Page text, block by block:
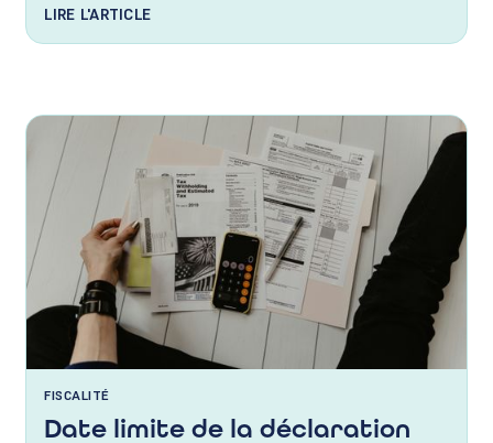
LIRE L'ARTICLE
FISCALITÉ
Date limite de la déclaration